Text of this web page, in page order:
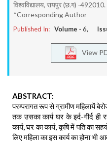
विश्वविद्यालय, रायपुर (छ.ग) -492010.
*Corresponding Author
Published In: Volume - 6,
View
ABSTRACT:
परम्परागत रूप से ग्रामीण महिलायें
तक उसका कार्य घर के इर्द-गीर्द
कार्य, घर का कार्य, कृषि में पति का
लिए महिला का इस कार्य का होना भी